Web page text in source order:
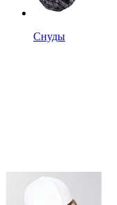
Снуды